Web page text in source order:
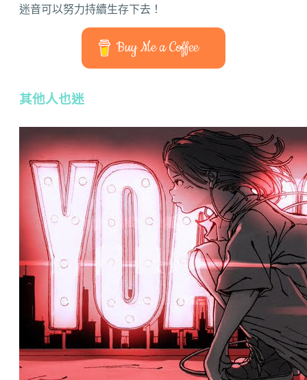
迷音可以努力持續生存下去！
Buy Me a Coffee
其他人也迷